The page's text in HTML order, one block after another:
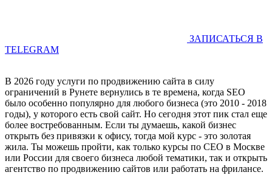
ЗАПИСАТЬСЯ В
TELEGRAM
В 2026 году услуги по продвижению сайта в силу
ограничений в Рунете вернулись в те времена, когда SEO
было особенно популярно для любого бизнеса (это 2010 - 2018
годы), у которого есть свой сайт. Но сегодня этот пик стал еще
более востребованным. Если ты думаешь, какой бизнес
открыть без привязки к офису, тогда мой курс - это золотая
жила. Ты можешь пройти, как только курсы по СЕО в Москве
или России для своего бизнеса любой тематики, так и открыть
агентство по продвижению сайтов или работать на фрилансе.